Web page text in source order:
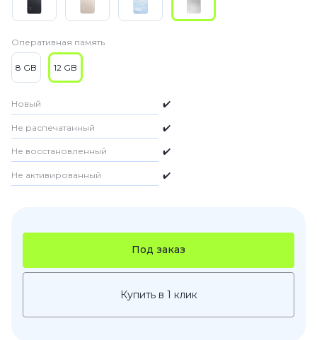
Оперативная память
8 GB 12 GB
Новый ✔️
Не распечатанный ✔️
Не восстановленный ✔️
Не активированный ✔️
Под заказ
Купить в 1 клик